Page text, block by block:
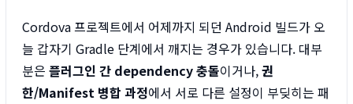
Cordova 프로젝트에서 어제까지 되던 Android 빌드가 오
늘 갑자기 Gradle 단계에서 깨지는 경우가 있습니다. 대부
분은 플러그인 간 dependency 충돌이거나,권
한/Manifest 병합 과정에서 서로 다른 설정이 부딪히는 패